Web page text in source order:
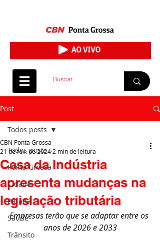
Post
Todos posts
Ponta Grossa
Cidade
Paraná
Saúde
Trânsito
Todos posts
Casa da Indústria
apresenta mudanças na
legislação tributária
CBN Ponta Grossa
21 de fev. de 2024 2 min de leitura
Empresas terão que se adaptar entre os
anos de 2026 e 2033